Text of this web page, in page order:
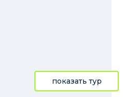
показать тур